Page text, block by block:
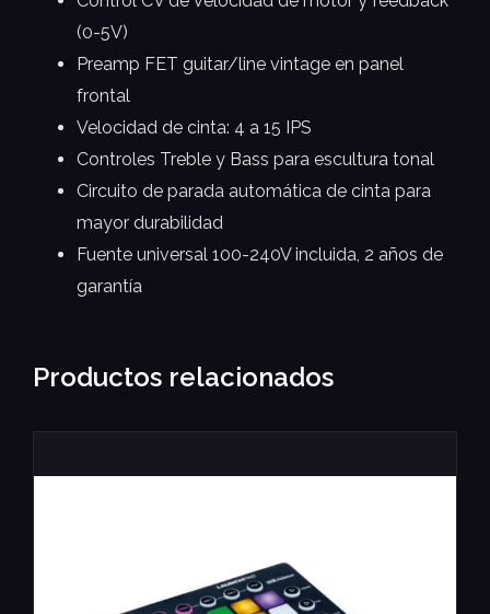
(0-5V)
Preamp FET guitar/line vintage en panel
frontal
Velocidad de cinta: 4 a 15 IPS
Controles Treble y Bass para escultura tonal
Circuito de parada automática de cinta para
mayor durabilidad
Fuente universal 100-240V incluida, 2 años de
garantía
Productos relacionados